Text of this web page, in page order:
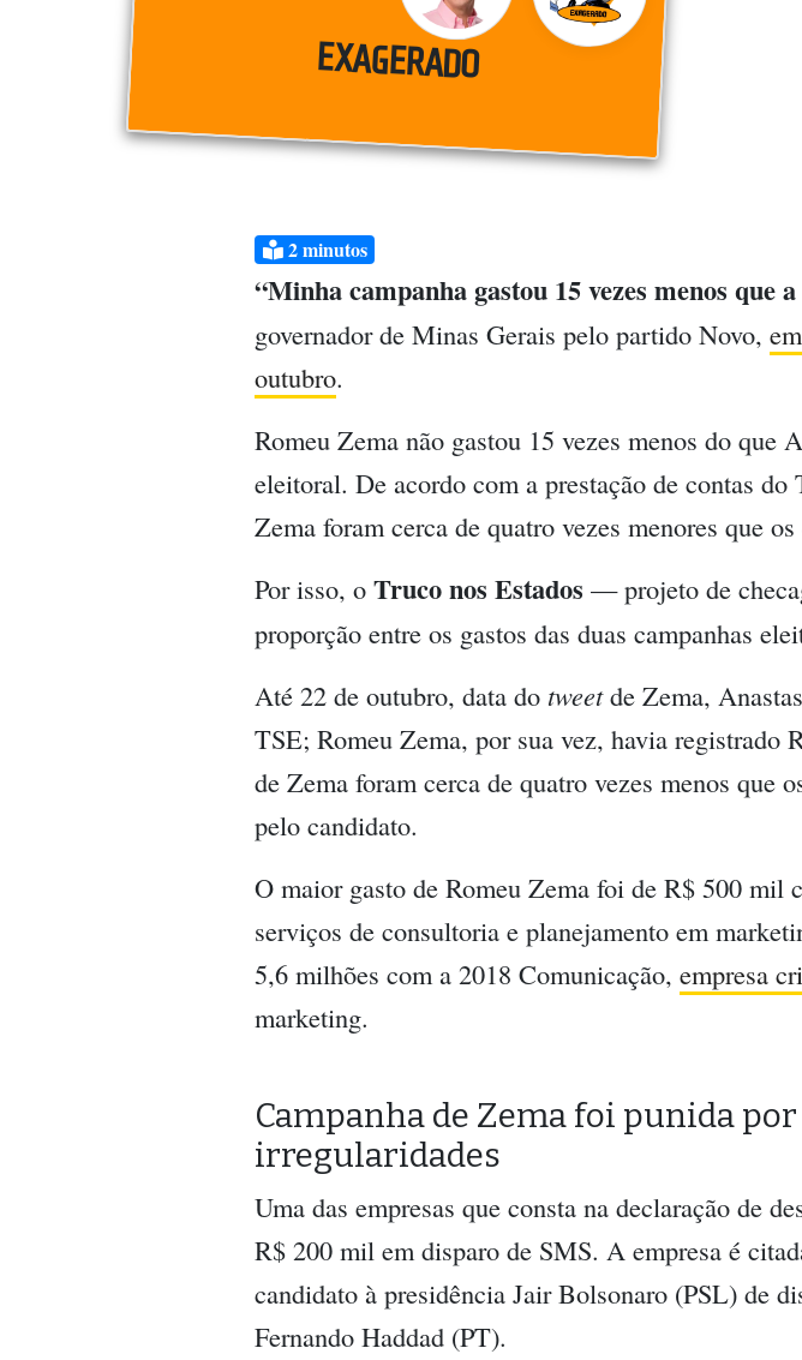
EXAGERADO
2minutos
“Minha campanha gastou 15 vezes menos que
governador de Minas Gerais pelo partido Novo,
outubro.
Romeu Zema não gastou 15 vezes menos do que
eleitoral. De acordo com a prestação de contas
Zema foram cerca de quatro vezes menores que
Por isso, o Truco nos Estados — projeto de
proporção entre os gastos das duas campanhas
Até 22 de outubro, data do tweetde Zema,
TSE; Romeu Zema, por sua vez, havia registrado
de Zema foram cerca de quatro vezes menos que
pelo candidato.
O maior gasto de Romeu Zema foi de R$ 500 mil
serviços de consultoria e planejamento em
5,6 milhões com a 2018 Comunicação, empresa
marketing.
Campanha de Zema foi punida
irregularidades
Uma das empresas que consta na declaração de
R$ 200 mil em disparo de SMS. A empresa é
candidato à presidência Jair Bolsonaro (PSL) de
Fernando Haddad (PT).